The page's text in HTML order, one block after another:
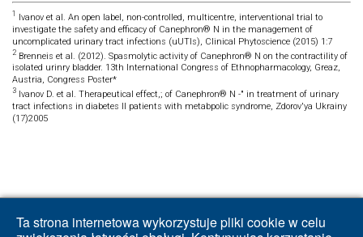
Ta strona internetowa wykorzystuje pliki cookie w celu
1
Ivanov et al. An open label, non-controlled, multicentre, interventional trial to
investigate the safety and efficacy of Canephron® N in the management of
uncomplicated urinary tract infections (uUTIs), Clinical Phytoscience (2015) 1:7
2 Brenneis et al. (2012). Spasmolytic activity of Canephron® N on the contractility of
isolated urinry bladder. 13th International Congress of Ethnopharmacology, Greaz,
Austria, Congress Poster*
3 Ivanov D. et al. Therapeutical effect,; of Canephron® N -" in treatment of urinary
tract infections in diabetes II patients with metabpolic syndrome, Zdorov'ya Ukrainy
(17)2005